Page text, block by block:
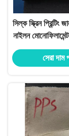
সিল্ক স্ক্রিন প্রিন্টিং
নাইলন
সেরা দাম